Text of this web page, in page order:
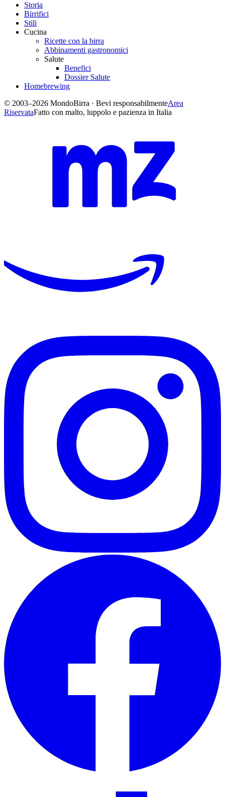
Storia
Birrifici
Stili
Cucina
Ricette con la birra
Abbinamenti gastronomici
Salute
Benefici
Dossier Salute
Homebrewing
© 2003–2026 MondoBirra · Bevi responsabilmenteArea
RiservataFatto con malto, luppolo e pazienza in Italia